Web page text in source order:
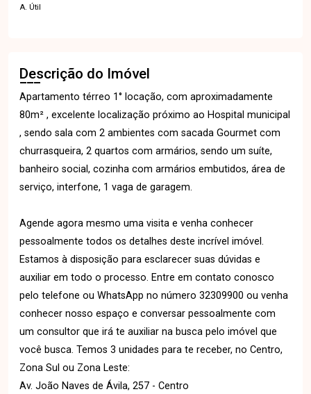
A. Útil
Descrição do Imóvel
Apartamento térreo 1° locação, com aproximadamente
80m² , excelente localização próximo ao Hospital municipal
, sendo sala com 2 ambientes com sacada Gourmet com
churrasqueira, 2 quartos com armários, sendo um suíte,
banheiro social, cozinha com armários embutidos, área de
serviço, interfone, 1 vaga de garagem.
Agende agora mesmo uma visita e venha conhecer
pessoalmente todos os detalhes deste incrível imóvel.
Estamos à disposição para esclarecer suas dúvidas e
auxiliar em todo o processo. Entre em contato conosco
pelo telefone ou WhatsApp no número 32309900 ou venha
conhecer nosso espaço e conversar pessoalmente com
um consultor que irá te auxiliar na busca pelo imóvel que
você busca. Temos 3 unidades para te receber, no Centro,
Zona Sul ou Zona Leste:
Av. João Naves de Ávila, 257 - Centro